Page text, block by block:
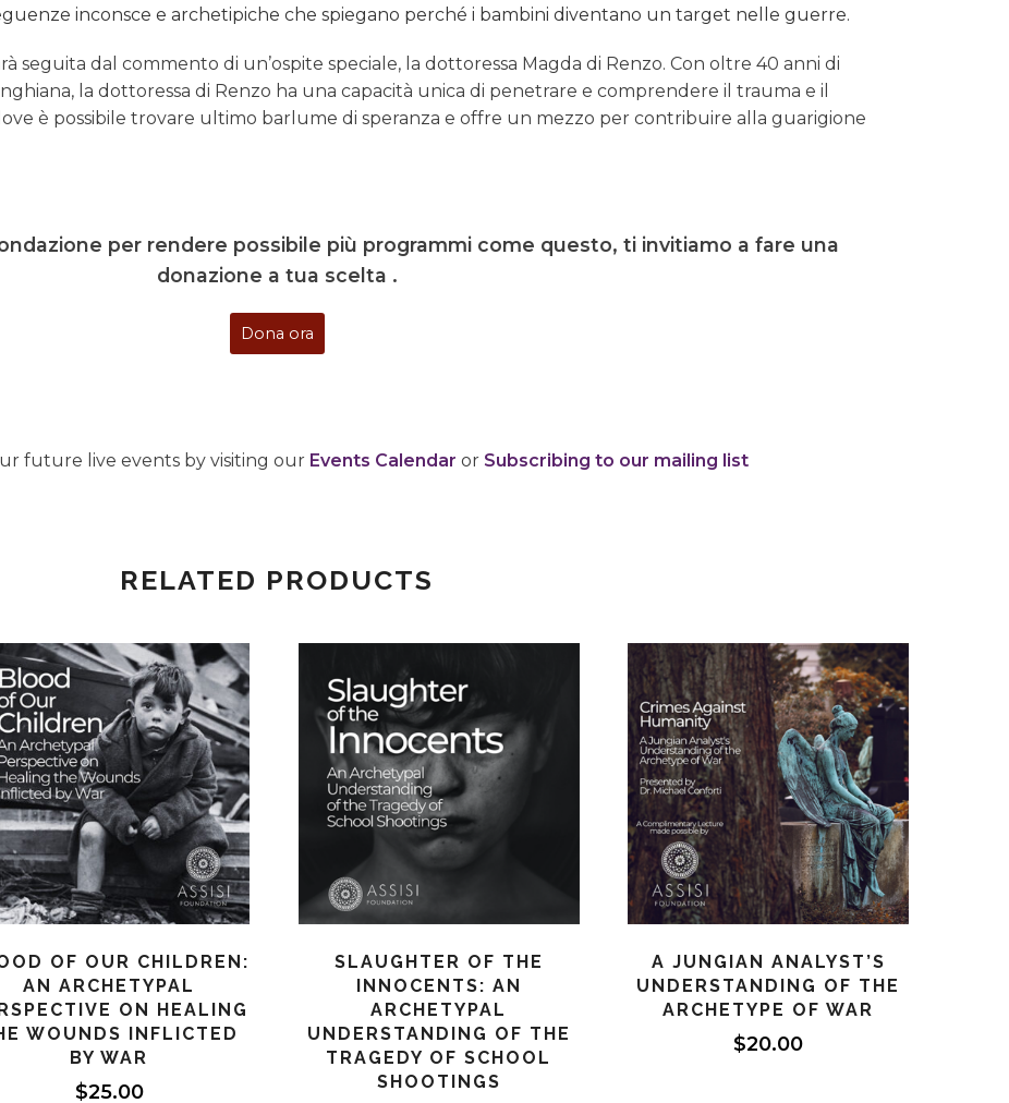
inconsce e archetipiche che spiegano perché i bambini diventano un target nelle guerre.
seguita dal commento di un’ospite speciale, la dottoressa Magda di Renzo. Con oltre 40 anni di
la dottoressa di Renzo ha una capacità unica di penetrare e comprendere il trauma e il
è possibile trovare ultimo barlume di speranza e offre un mezzo per contribuire alla guarigione
per rendere possibile più programmi come questo, ti invitiamo a fare una
donazione a tua scelta .
Dona ora
future live events by visiting our Events Calendar or Subscribing to our mailing list
RELATED PRODUCTS
OF OUR CHILDREN:
AN ARCHETYPAL
ON HEALING
WOUNDS INFLICTED
BY WAR
$25.00
SLAUGHTER OF THE
INNOCENTS: AN
ARCHETYPAL
UNDERSTANDING OF THE
TRAGEDY OF SCHOOL
SHOOTINGS
A JUNGIAN ANALYST’S
UNDERSTANDING OF THE
ARCHETYPE OF WAR
$20.00